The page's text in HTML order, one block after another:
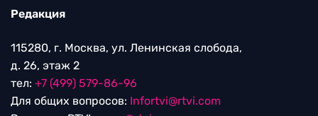
Редакция
115280, г. Москва, ул. Ленинская слобода,
д. 26, этаж 2
тел: +7 (499) 579-86-96
Для общих вопросов: Infortvi@rtvi.com